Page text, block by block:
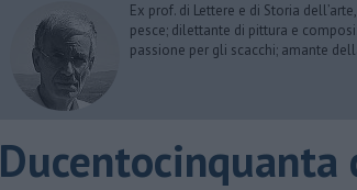
Ex prof. di Lettere e di Storia
pesce; dilettante di pittura e
passione per gli scacchi; amante
Ducentocinquanta